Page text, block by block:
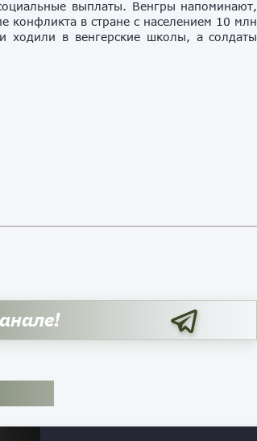
выплаты. Венгры напоминают,
конфликта в стране с населением 10 млн
ходили в венгерские школы, а солдаты